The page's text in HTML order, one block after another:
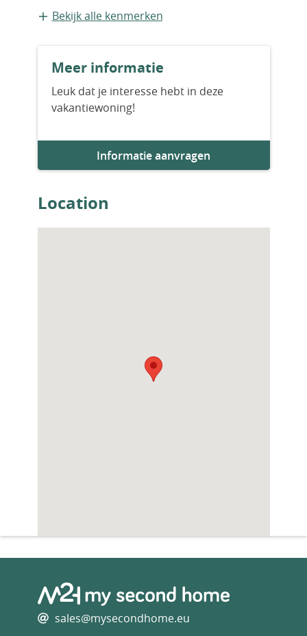
Nieuwbouw
Aantal badkamers
Parkeervoorziening
Bekijk alle kenmerken
Meer informatie
Leuk dat je interesse hebt in deze
vakantiewoning!
Informatie aanvragen
Location
sales@mysecondhome.eu